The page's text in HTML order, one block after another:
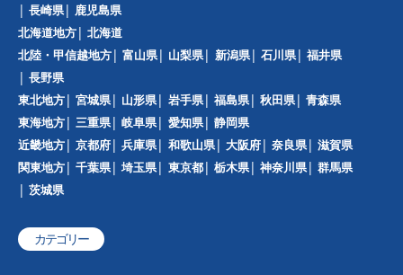
長崎県
鹿児島県
北海道地方
北海道
北陸・甲信越地方
富山県 山梨県 新潟県 石川県
福井県
長野県
東北地方
宮城県 山形県 岩手県 福島県 秋田県
青森県
東海地方
三重県 岐阜県 愛知県
静岡県
近畿地方
京都府 兵庫県 和歌山県 大阪府 奈良県
滋賀県
関東地方
千葉県 埼玉県 東京都 栃木県 神奈川県
群馬県
茨城県
カテゴリー